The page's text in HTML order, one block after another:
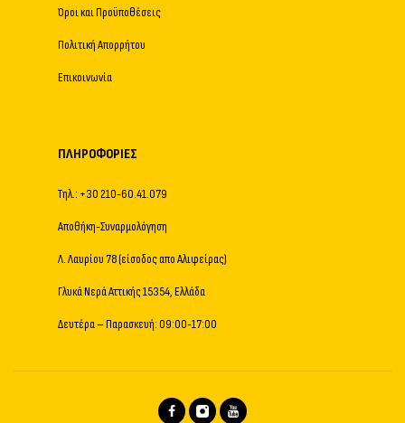
Όροι και Προϋποθέσεις
Πολιτική Απορρήτου
Επικοινωνία
ΠΛΗΡΟΦΟΡΊΕΣ
Τηλ.: +30 210-60.41.079
Αποθήκη-Συναρμολόγηση
Λ. Λαυρίου 78 (είσοδος απο Αλιφείρας)
Γλυκά Νερά Αττικής 15354, Ελλάδα
Δευτέρα – Παρασκευή: 09:00-17:00